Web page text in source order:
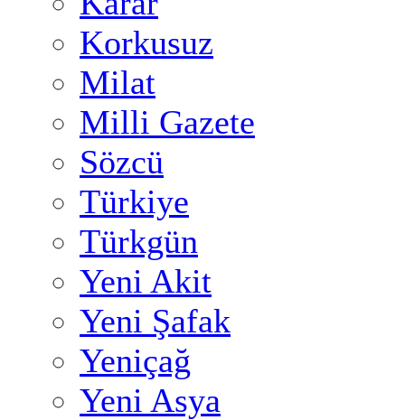
Korkusuz
Milat
Milli Gazete
Sözcü
Türkiye
Türkgün
Yeni Akit
Yeni Şafak
Yeniçağ
Yeni Asya